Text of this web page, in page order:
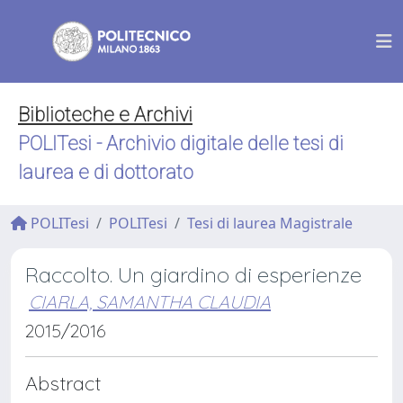
Biblioteche e Archivi
POLITesi - Archivio digitale delle tesi di
laurea e di dottorato
POLITesi POLITesi Tesi di laurea Magistrale
Raccolto. Un giardino di esperienze
CIARLA, SAMANTHA CLAUDIA
2015/2016
Abstract